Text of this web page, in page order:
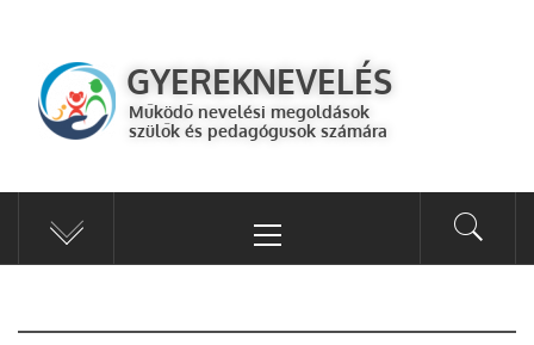
GYEREKNEVELÉS
számára
GYEREKNEVELÉS
Működő nevelési megoldások
szülők és pedagógusok számára